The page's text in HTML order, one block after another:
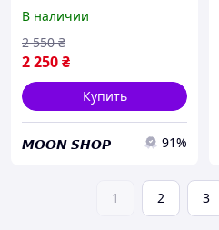
черные белые найк
кортез
В наличии
2 250₴
2 550 ₴
Купить
𝙈𝙊𝙊𝙉 𝙎𝙃𝙊𝙋 91%
1 2 3